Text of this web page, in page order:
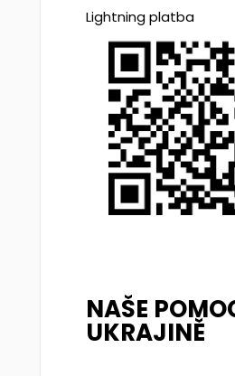
Lightning platba
NAŠE
UKRAJINĚ